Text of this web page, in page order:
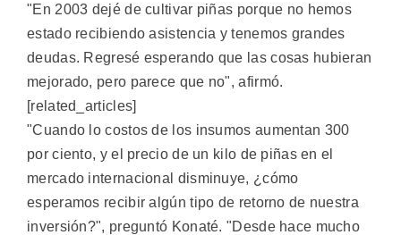
"En 2003 dejé de cultivar piñas porque no hemos
estado recibiendo asistencia y tenemos grandes
deudas. Regresé esperando que las cosas hubieran
mejorado, pero parece que no", afirmó.
[related_articles]
"Cuando lo costos de los insumos aumentan 300
por ciento, y el precio de un kilo de piñas en el
mercado internacional disminuye, ¿cómo
esperamos recibir algún tipo de retorno de nuestra
inversión?", preguntó Konaté. "Desde hace mucho